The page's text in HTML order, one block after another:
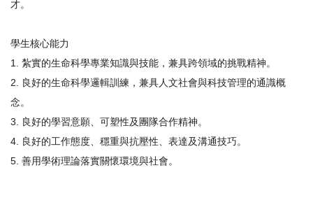
才。
學生核心能力
1. 紮實的生命科學專業知識與技能，兼具跨領域的挑戰精神。
2. 良好的生命科學邏輯訓練，兼具人文社會與科技管理的通識概
念。
3. 良好的學習意願、可塑性及團隊合作精神。
4. 良好的工作態度、穩重與抗壓性、表達及溝通技巧。
5. 善用學術理論落實關懷環境與社會。